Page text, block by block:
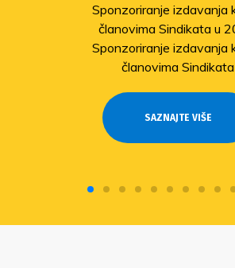
Sponzoriranje izdavanja
članovima Sindikata u
Sponzoriranje izdavanja
članovima Sindikata
SAZNAJTE VIŠE